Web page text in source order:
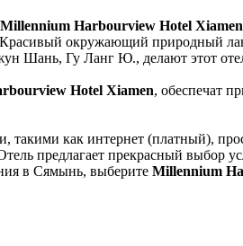
Millennium Harbourview Hotel Xiamen
окружающий природный
Шань, Гу Ланг Ю., делают этот
Hotel Xiamen, обеспечат
такими как интернет (платный),
предлагает прекрасный выбор
в Сямынь, выберите Millennium